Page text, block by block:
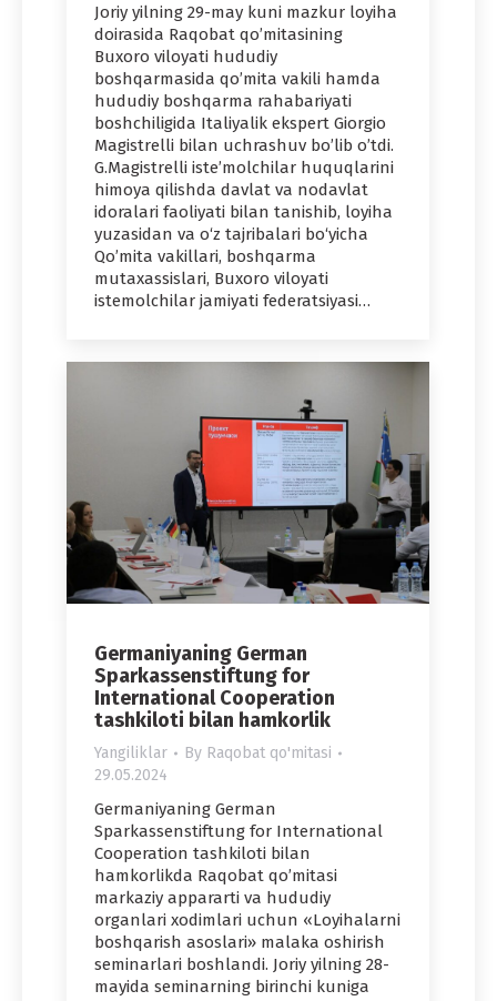
Joriy yilning 29-may kuni mazkur loyiha
doirasida Raqobat qo’mitasining
Buxoro viloyati hududiy
boshqarmasida qo’mita vakili hamda
hududiy boshqarma rahabariyati
boshchiligida Italiyalik ekspert Giorgio
Magistrelli bilan uchrashuv bo’lib o’tdi.
G.Magistrelli iste’molchilar huquqlarini
himoya qilishda davlat va nodavlat
idoralari faoliyati bilan tanishib, loyiha
yuzasidan va o‘z tajribalari bo‘yicha
Qo’mita vakillari, boshqarma
mutaxassislari, Buxoro viloyati
istemolchilar jamiyati federatsiyasi…
Germaniyaning German
Sparkassenstiftung for
International Cooperation
tashkiloti bilan hamkorlik
Yangiliklar By Raqobat qo'mitasi
29.05.2024
Germaniyaning German
Sparkassenstiftung for International
Cooperation tashkiloti bilan
hamkorlikda Raqobat qo’mitasi
markaziy appararti va hududiy
organlari xodimlari uchun «Loyihalarni
boshqarish asoslari» malaka oshirish
seminarlari boshlandi. Joriy yilning 28-
mayida seminarning birinchi kuniga